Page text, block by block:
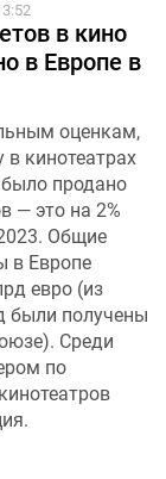
в кино
в Европе в
оценкам,
кинотеатрах
продано
— это на 2%
Общие
в Европе
евро (из
были получены
Среди
по